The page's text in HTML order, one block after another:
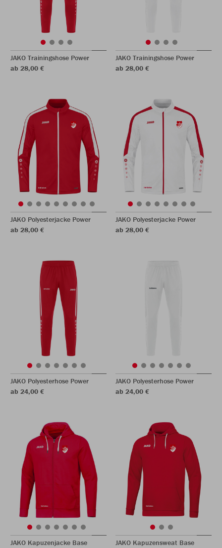
JAKO Trainingshose Power
ab 28,00 €
JAKO Trainingshose Power
ab 28,00 €
JAKO Polyesterjacke Power
ab 28,00 €
JAKO Polyesterjacke Power
ab 28,00 €
JAKO Polyesterhose Power
ab 24,00 €
JAKO Polyesterhose Power
ab 24,00 €
JAKO Kapuzenjacke Base
JAKO Kapuzensweat Base